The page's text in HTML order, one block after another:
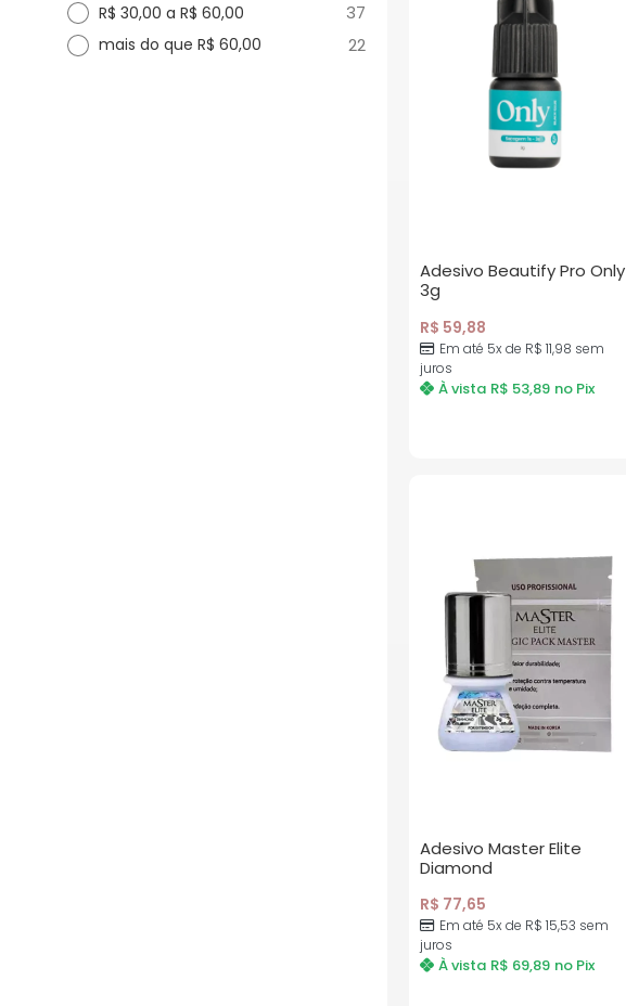
R$ 30,00 a R$ 60,00 37
mais do que R$ 60,00 22
Adesivo Beautify Pro Only
3g
R$ 59,88
Em até 5x de R$ 11,98 sem
juros
À vista R$ 53,89 no Pix
Adesivo Master Elite
Diamond
R$ 77,65
Em até 5x de R$ 15,53 sem
juros
À vista R$ 69,89 no Pix